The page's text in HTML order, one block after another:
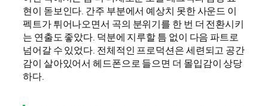
현이 돋보인다. 간주 부분에서 예상치 못한 사운드 이
펙트가 튀어나오면서 곡의 분위기를 한 번 더 전환시키
는 연출도 좋았다. 덕분에 지루할 틈 없이 다음 파트로
넘어갈 수 있었다. 전체적인 프로덕션은 세련되고 공간
감이 살아있어서 헤드폰으로 들으면 더 몰입감이 상당
하다.